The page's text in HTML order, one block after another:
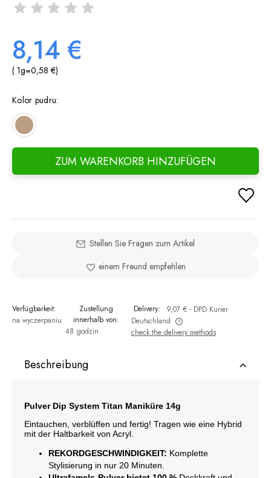
8,14 €
( 1g=0,58 €)
Kolor pudru:
ZUM WARENKORB HINZUFÜGEN
Stellen Sie Fragen zum Artikel
einem Freund empfehlen
Verfügbarkeit:
na wyczerpaniu
Zustellung
innerhalb von:
48 godzin
Delivery: 9,07 € - DPD Kurier
Deutschland
The price does not include any possible payment costs
check the delivery methods
Beschreibung
Pulver Dip System Titan Maniküre 14g
Eintauchen, verblüffen und fertig! Tragen wie eine Hybrid
mit der Haltbarkeit von Acryl.
REKORDGESCHWINDIGKEIT: Komplette
Stylisierung in nur 20 Minuten.